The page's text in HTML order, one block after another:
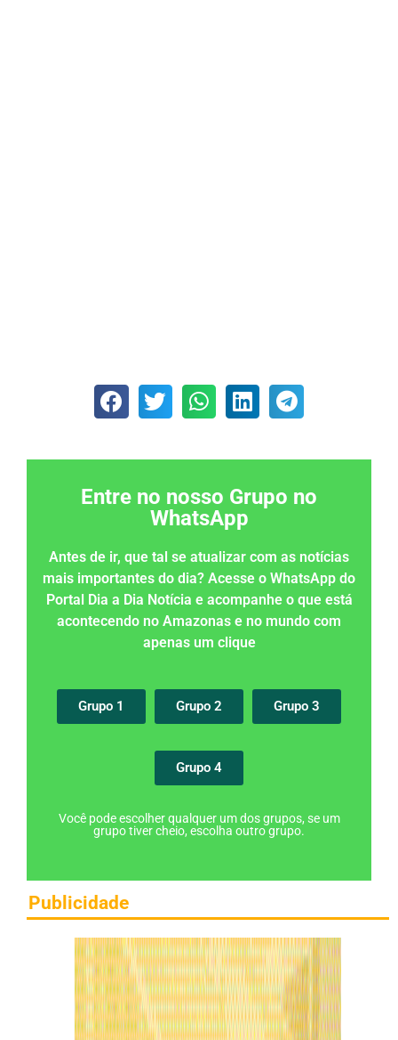
Entre no nosso Grupo no
WhatsApp
Antes de ir, que tal se atualizar com as notícias
mais importantes do dia? Acesse o WhatsApp do
Portal Dia a Dia Notícia e acompanhe o que está
acontecendo no Amazonas e no mundo com
apenas um clique
Grupo 1 Grupo 2 Grupo 3
Grupo 4
Você pode escolher qualquer um dos grupos, se um
grupo tiver cheio, escolha outro grupo.
Publicidade